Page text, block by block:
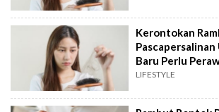
Kerontokan
Pascapersalinan
Baru Perlu
Kandungan Aman
LIFESTYLE